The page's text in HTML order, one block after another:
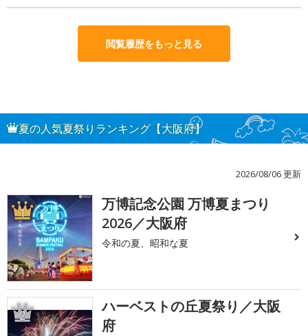
閲覧履歴をもっと見る
夏の人気夏祭りランキング【大阪府】
2026/08/06 更新
1
万博記念公園 万博夏まつり
2026／大阪府
令和の夏、昭和な夏
2
ハーベストの丘夏祭り／大阪
府